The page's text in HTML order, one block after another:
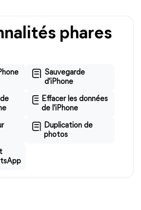
phares
Sauvegarde
d'iPhone
Effacer les données
de l'iPhone
Duplication de
photos